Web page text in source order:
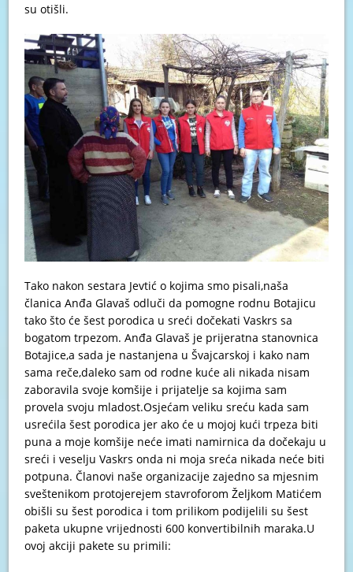
su otišli.
Tako nakon sestara Jevtić o kojima smo pisali,naša
članica Anđa Glavaš odluči da pomogne rodnu Botajicu
tako što će šest porodica u sreći dočekati Vaskrs sa
bogatom trpezom. Anđa Glavaš je prijeratna stanovnica
Botajice,a sada je nastanjena u Švajcarskoj i kako nam
sama reče,daleko sam od rodne kuće ali nikada nisam
zaboravila svoje komšije i prijatelje sa kojima sam
provela svoju mladost.Osjećam veliku sreću kada sam
usrećila šest porodica jer ako će u mojoj kući trpeza biti
puna a moje komšije neće imati namirnica da dočekaju u
sreći i veselju Vaskrs onda ni moja sreća nikada neće biti
potpuna. Članovi naše organizacije zajedno sa mjesnim
sveštenikom protojerejem stavroforom Željkom Matićem
obišli su šest porodica i tom prilikom podijelili su šest
paketa ukupne vrijednosti 600 konvertibilnih maraka.U
ovoj akciji pakete su primili: